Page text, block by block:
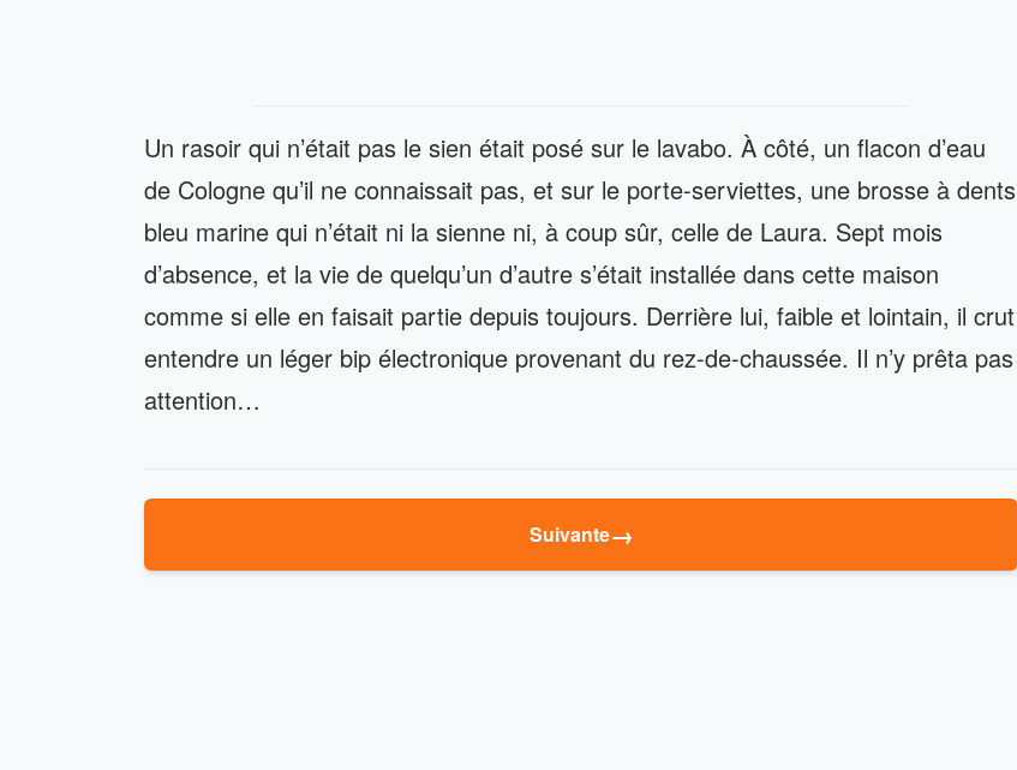
Un rasoir qui n’était pas le sien était posé sur le lavabo. À côté, un flacon d’eau
de Cologne qu’il ne connaissait pas, et sur le porte-serviettes, une brosse à dents
bleu marine qui n’était ni la sienne ni, à coup sûr, celle de Laura. Sept mois
d’absence, et la vie de quelqu’un d’autre s’était installée dans cette maison
comme si elle en faisait partie depuis toujours. Derrière lui, faible et lointain, il crut
entendre un léger bip électronique provenant du rez-de-chaussée. Il n’y prêta pas
attention…
Suivante→